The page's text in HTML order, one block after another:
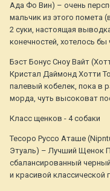
Ада Фо Вин) – очень
мальчик из этого помета
2 суки, настоящая
конечностей, хотелось
Бэст Бонус Сноу Вайт
Кристал Даймонд Хотти
палевый кобелек, пока в
морда, чуть высоковат
Класс щенков - 4 собаки
Тесоро Руссо Аташе
Этуаль) – Лучший Щенок
сбалансированный
и красивой классической